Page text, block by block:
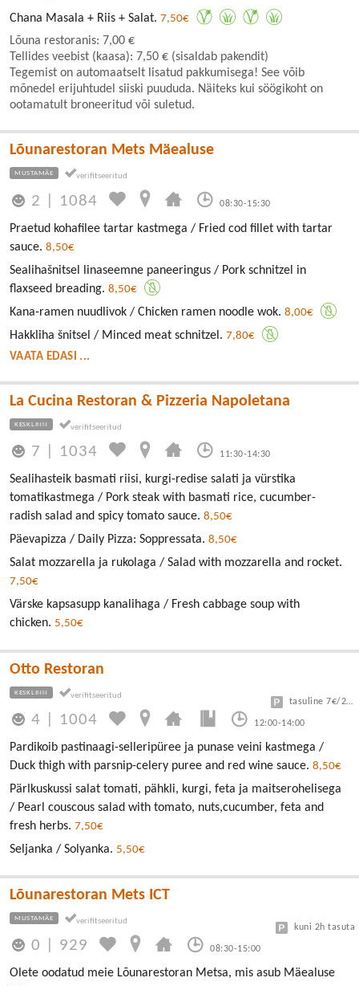
Chana Masala + Riis + Salat. 7,50€
Lõuna restoranis: 7,00 €
Tellides veebist (kaasa): 7,50 € (sisaldab pakendit)
Tegemist on automaatselt lisatud pakkumisega! See võib
mõnedel erijuhtudel siiski puududa. Näiteks kui söögikoht on
ootamatult broneeritud või suletud.
Lõunarestoran Mets Mäealuse
MUSTAMÄE
2 1084 08:30-15:30
Praetud kohafilee tartar kastmega / Fried cod fillet with tartar
sauce. 8,50€
Sealihašnitsel linaseemne paneeringus / Pork schnitzel in
flaxseed breading. 8,50€
Kana-ramen nuudlivok / Chicken ramen noodle wok. 8,00€
Hakkliha šnitsel / Minced meat schnitzel. 7,80€
VAATA EDASI ...
La Cucina Restoran & Pizzeria Napoletana
KESKLINN
7 1034 11:30-14:30
Sealihasteik basmati riisi, kurgi-redise salati ja vürstika
tomatikastmega / Pork steak with basmati rice, cucumber-
radish salad and spicy tomato sauce. 8,50€
Päevapizza / Daily Pizza: Soppressata. 8,50€
Salat mozzarella ja rukolaga / Salad with mozzarella and rocket.
7,50€
Värske kapsasupp kanalihaga / Fresh cabbage soup with
chicken. 5,50€
Otto Restoran
KESKLINN
4 1004 12:00-14:00
tasuline 7€/24h
Pardikoib pastinaagi-selleripüree ja punase veini kastmega /
Duck thigh with parsnip-celery puree and red wine sauce. 8,50€
Pärlkuskussi salat tomati, pähkli, kurgi, feta ja maitserohelisega
/ Pearl couscous salad with tomato, nuts,cucumber, feta and
fresh herbs. 7,50€
Seljanka / Solyanka. 5,50€
Lõunarestoran Mets ICT
MUSTAMÄE
0 929 08:30-15:00
kuni 2h tasuta
Olete oodatud meie Lõunarestoran Metsa, mis asub Mäealuse